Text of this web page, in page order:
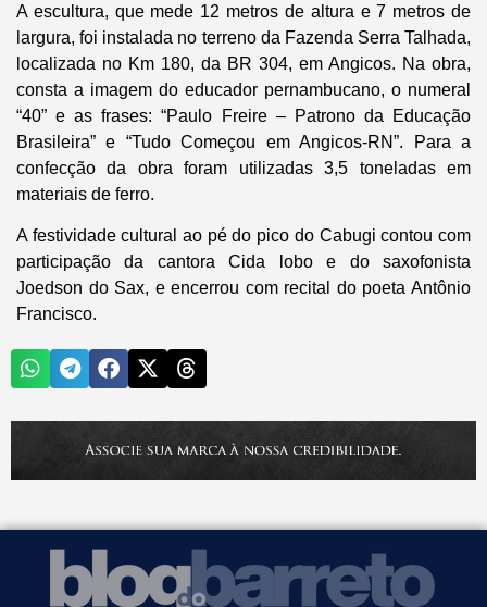
A escultura, que mede 12 metros de altura e 7 metros de
largura, foi instalada no terreno da Fazenda Serra Talhada,
localizada no Km 180, da BR 304, em Angicos. Na obra,
consta a imagem do educador pernambucano, o numeral
“40” e as frases: “Paulo Freire – Patrono da Educação
Brasileira” e “Tudo Começou em Angicos-RN”. Para a
confecção da obra foram utilizadas 3,5 toneladas em
materiais de ferro.
A festividade cultural ao pé do pico do Cabugi contou com
participação da cantora Cida lobo e do saxofonista
Joedson do Sax, e encerrou com recital do poeta Antônio
Francisco.